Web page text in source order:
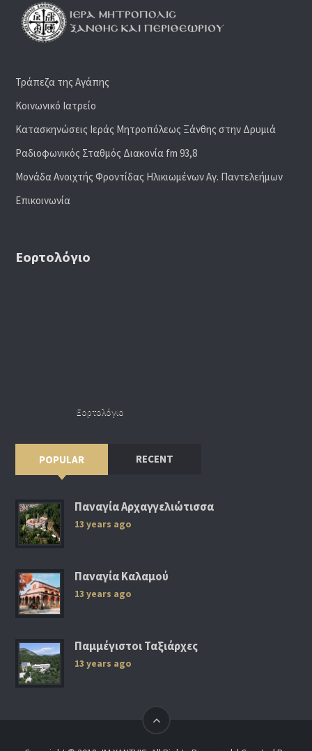
Τράπεζα της Αγάπης
Κοινωνικό Ιατρείο
Κατασκηνώσεις Ιεράς Μητροπόλεως Ξάνθης στην Δρυμιά
Ραδιoφωνικός Σταθμός Διακονία fm 93,8
Μονάδα Ανοιχτής Φροντίδας Ηλικιωμένων Αγ. Παντελεήμων
Επικοινωνία
Εορτολόγιο
Εορτολόγιο
POPULAR RECENT
Παναγία Αρχαγγελιώτισσα
13 years ago
Παναγία Καλαμού
13 years ago
Παμμέγιστοι Ταξιάρχες
13 years ago